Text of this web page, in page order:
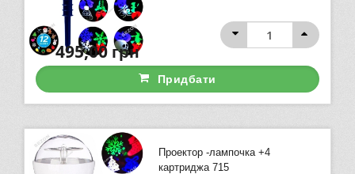
495,00грн
Придбати
Проектор -лампочка +4
картриджа 715